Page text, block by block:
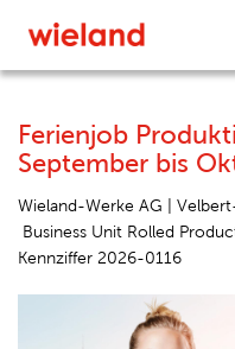
Ferienjob
September bis
Wieland-Werke AG |
Business Unit Rolled
Kennziffer 2026-0116